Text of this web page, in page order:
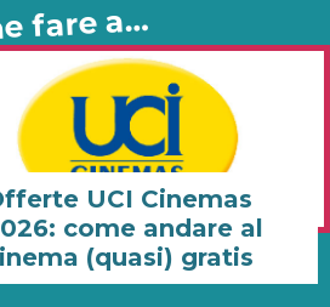
fare a…
UCI Cinemas
come andare al
(quasi) gratis